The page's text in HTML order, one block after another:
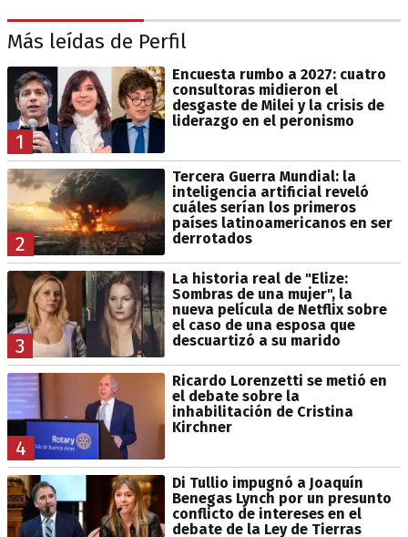
Más leídas de Perfil
1
Encuesta rumbo a 2027: cuatro
consultoras midieron el
desgaste de Milei y la crisis de
liderazgo en el peronismo
2
Tercera Guerra Mundial: la
inteligencia artificial reveló
cuáles serían los primeros
países latinoamericanos en ser
derrotados
3
La historia real de "Elize:
Sombras de una mujer", la
nueva película de Netflix sobre
el caso de una esposa que
descuartizó a su marido
4
Ricardo Lorenzetti se metió en
el debate sobre la
inhabilitación de Cristina
Kirchner
Di Tullio impugnó a Joaquín
Benegas Lynch por un presunto
conflicto de intereses en el
debate de la Ley de Tierras